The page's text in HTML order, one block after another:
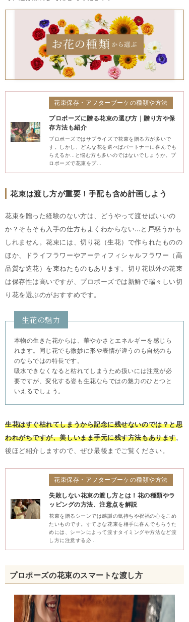
花束保存・アフターブーケの種類や方法
プロポーズに贈る花束の選び方｜贈り方や保
存方法も紹介
プロポーズではサプライズで花束を贈る方が多いで
す。しかし、どんな花を選べばパートナーに喜んでも
らえるか…と悩む方も多いのではないでしょうか。プ
ロポーズで花束をプ…
花束は渡し方が重要！手配も含め計画しよう
花束を贈った経験のない方は、どうやって渡せばいいの
か？そもそも入手の仕方もよくわからない…と戸惑うかも
しれません。花束には、切り花（生花）で作られたものの
ほか、ドライフラワーやアーティフィシャルフラワー（高
品質な造花）を束ねたものもあります。切り花以外の花束
は保存性は高いですが、プロポーズでは新鮮で瑞々しい切
り花を選ぶのがおすすめです。
生花の魅力
本物の生きた花からは、華やかさとエネルギーを感じら
れます。同じ花でも微妙に形や表情が違うのも自然のも
のならではの特長です。
吸水できなくなると枯れてしまうため扱いには注意が必
要ですが、変化する姿も生花ならではの魅力のひとつと
いえるでしょう。
生花はすぐ枯れてしまうから記念に残せないのでは？と思
われがちですが、美しいまま手元に残す方法もあります。
後ほど紹介しますので、ぜひ最後までご覧ください。
花束保存・アフターブーケの種類や方法
失敗しない花束の渡し方とは！花の種類やラ
ッピングの方法、注意点を解説
花束を贈るシーンでは感謝の気持ちや祝福の心をこめ
たいものです。すてきな花束を相手に喜んでもらうた
めには、シーンによって渡すタイミングや方法など渡
し方に注意する必…
プロポーズの花束のスマートな渡し方